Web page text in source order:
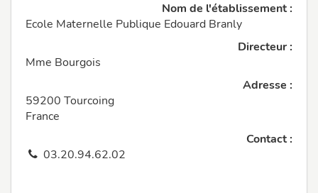
Nom de l'établissement :
Ecole Maternelle Publique Edouard Branly
Directeur :
Mme Bourgois
Adresse :
59200 Tourcoing
France
Contact :
03.20.94.62.02